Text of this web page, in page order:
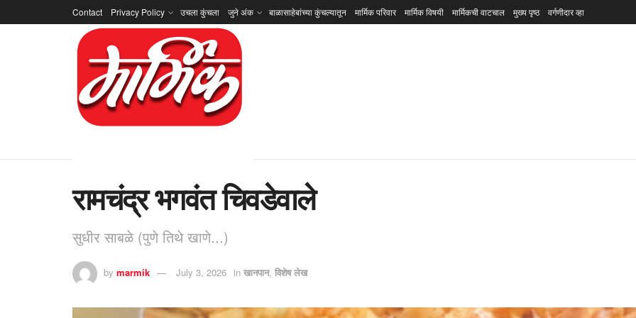
Contact Privacy Policy उचला कुंचला जुने अंक बाळासाहेबांच्या कुंचल्यातून मार्मिक परिवार मार्मिक विषयी मार्मिकची वाटचाल मुख्य पृष्ठ वर्गणीदार व्हा
रामचंद्र भगवंत चिवडेवाले
सुधीर साबळे (पुणे तिथे खाणे...)
by marmik July 3, 2026 in खानपान, विशेष लेख